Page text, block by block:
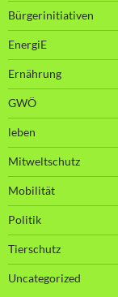
Bürgerinitiativen
EnergiE
Ernährung
GWÖ
leben
Mitweltschutz
Mobilität
Politik
Tierschutz
Uncategorized